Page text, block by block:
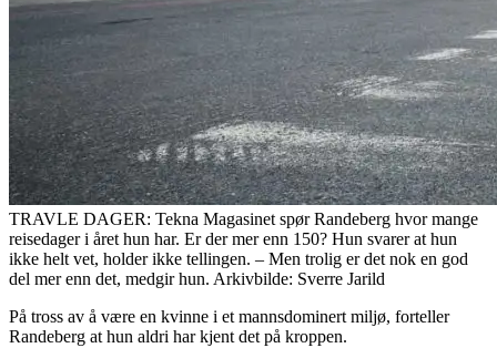
TRAVLE DAGER: Tekna Magasinet spør Randeberg hvor mange
reisedager i året hun har. Er der mer enn 150? Hun svarer at hun
ikke helt vet, holder ikke tellingen. – Men trolig er det nok en god
del mer enn det, medgir hun. Arkivbilde: Sverre Jarild
På tross av å være en kvinne i et mannsdominert miljø, forteller
Randeberg at hun aldri har kjent det på kroppen.